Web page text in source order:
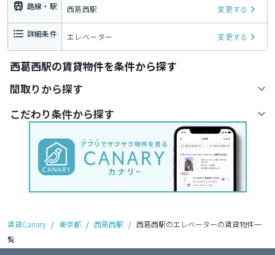
路線・駅 西葛西駅 変更する
詳細条件 エレベーター 変更する
西葛西駅の賃貸物件を条件から探す
間取りから探す
こだわり条件から探す
賃貸Canary / 東京都 / 西葛西駅 / 西葛西駅のエレベーターの賃貸物件一
覧